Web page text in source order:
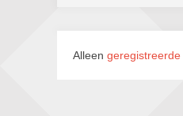
Alleen geregistreerde